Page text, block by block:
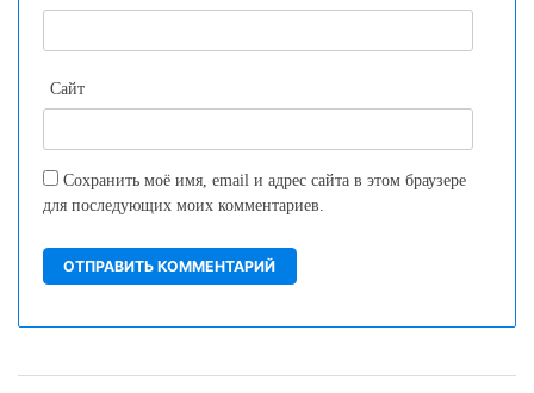
Сайт
Сохранить моё имя, email и адрес сайта в этом браузере
для последующих моих комментариев.